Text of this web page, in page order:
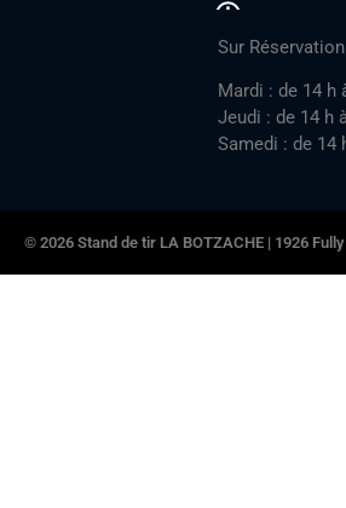
Sur Réservation
Mardi : de 14 h
Jeudi : de 14 h
Samedi : de 14
© 2026 Stand de tir LA BOTZACHE | 1926